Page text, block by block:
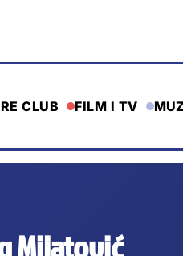
CLUB FILM I TV